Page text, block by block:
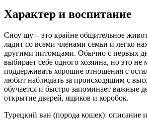
Характер и воспитание
Сноу шу – это крайне общительное
ладит со всеми членами семьи и легко
другими питомцами. Обычно с первых
выбирает себе одного хозяина, но это не
поддерживать хорошие отношения с
любит наблюдать за происходящим с
обучается и быстро запоминает важные
открытие дверей, ящиков и коробок.
Турецкий ван (порода кошек): описание